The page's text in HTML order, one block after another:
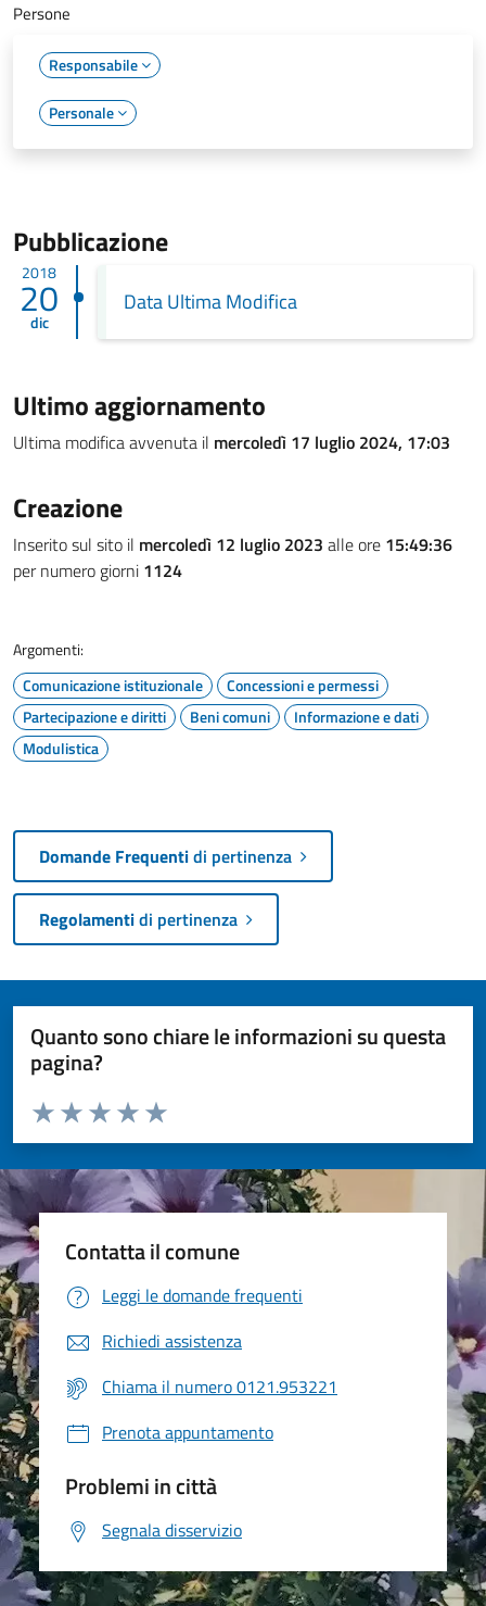
Persone
Responsabile
Personale
Pubblicazione
2018
20
dic
Data Ultima Modifica
Ultimo aggiornamento
Ultima modifica avvenuta il mercoledì 17 luglio 2024, 17:03
Creazione
Inserito sul sito il mercoledì 12 luglio 2023 alle ore 15:49:36
per numero giorni 1124
Argomenti:
Comunicazione istituzionale
Concessioni e permessi
Partecipazione e diritti
Beni comuni
Informazione e dati
Modulistica
Domande Frequentidi pertinenza
Regolamentidi pertinenza
Quanto sono chiare le informazioni su questa
pagina?
Valuta da 1 a 5 stelle la pagina
Valuta 5 stelle su 5
Valuta 4 stelle su 5
Valuta 3 stelle su 5
Valuta 2 stelle su 5
Valuta 1 stelle su 5
Contatta il comune
Leggi le domande frequenti
Richiedi assistenza
Chiama il numero 0121.953221
Prenota appuntamento
Problemi in città
Segnala disservizio